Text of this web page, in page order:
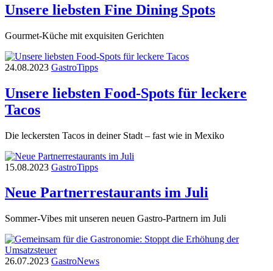
Unsere liebsten Fine Dining Spots
Gourmet-Küche mit exquisiten Gerichten
24.08.2023 GastroTipps
Unsere liebsten Food-Spots für leckere
Tacos
Die leckersten Tacos in deiner Stadt – fast wie in Mexiko
15.08.2023 GastroTipps
Neue Partnerrestaurants im Juli
Sommer-Vibes mit unseren neuen Gastro-Partnern im Juli
26.07.2023 GastroNews